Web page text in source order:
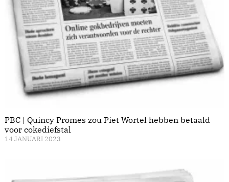
PBC | Quincy Promes zou Piet Wortel hebben betaald
voor cokediefstal
14 JANUARI 2023